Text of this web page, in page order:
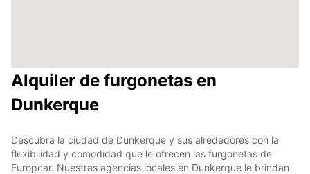
Alquiler de furgonetas en
Dunkerque
Descubra la ciudad de Dunkerque y sus alrededores con la
flexibilidad y comodidad que le ofrecen las furgonetas de
Europcar. Nuestras agencias locales en Dunkerque le brindan